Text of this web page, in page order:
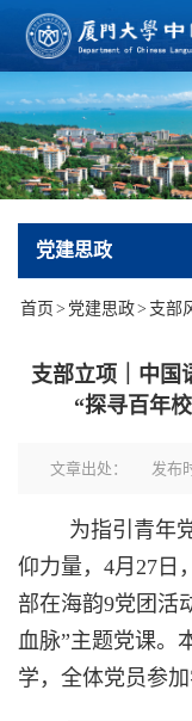
党建思政
首页 > 党建思政> 支部
支部立项｜中国
“探寻百年
文章出处： 发布
为指引青年
仰力量，4月27日
部在海韵9党团活
血脉”主题党课。
学，全体党员参加